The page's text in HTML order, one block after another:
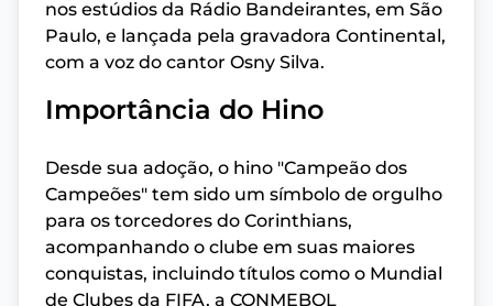
nos estúdios da Rádio Bandeirantes, em São
Paulo, e lançada pela gravadora Continental,
com a voz do cantor Osny Silva.
Importância do Hino
Desde sua adoção, o hino "Campeão dos
Campeões" tem sido um símbolo de orgulho
para os torcedores do Corinthians,
acompanhando o clube em suas maiores
conquistas, incluindo títulos como o Mundial
de Clubes da FIFA, a CONMEBOL